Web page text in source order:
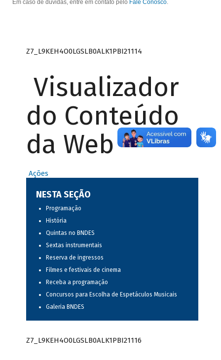
Em caso de dúvidas, entre em contato pelo Fale Conosco.
Z7_L9KEH4O0LGSLB0ALK1PBI21114
Visualizador
do Conteúdo
da Web
Ações
NESTA SEÇÃO
Programação
História
Quintas no BNDES
Sextas instrumentais
Reserva de ingressos
Filmes e festivais de cinema
Receba a programação
Concursos para Escolha de Espetáculos Musicais
Galeria BNDES
Z7_L9KEH4O0LGSLB0ALK1PBI21116